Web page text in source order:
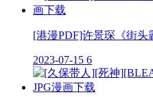
[港漫PDF]许景琛《街头
2023-07-15 6